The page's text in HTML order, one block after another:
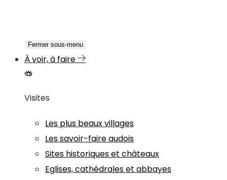
Fermer sous-menu
À voir, à faire
Visites
Les plus beaux villages
Les savoir-faire audois
Sites historiques et châteaux
Eglises, cathédrales et abbayes